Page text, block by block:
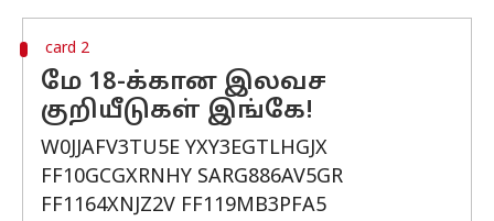
card 2
மே 18-க்கான இலவச
குறியீடுகள் இங்கே!
W0JJAFV3TU5E YXY3EGTLHGJX
FF10GCGXRNHY SARG886AV5GR
FF1164XNJZ2V FF119MB3PFA5